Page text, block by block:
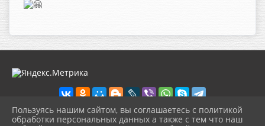
Пользуясь нашим сайтом, вы соглашаетесь с политикой
обработки персональных данных а также с тем что наш